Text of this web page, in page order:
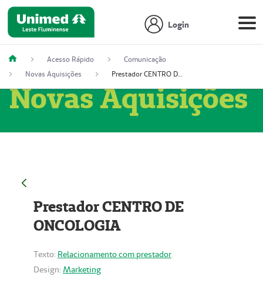
Login
Acesso Rápido
Comunicação
Novas Aquisições
Prestador CENTRO DE ONCOLOGIA
Novas Aquisições
Prestador CENTRO DE
ONCOLOGIA
Texto: Relacionamento com prestador
Design: Marketing